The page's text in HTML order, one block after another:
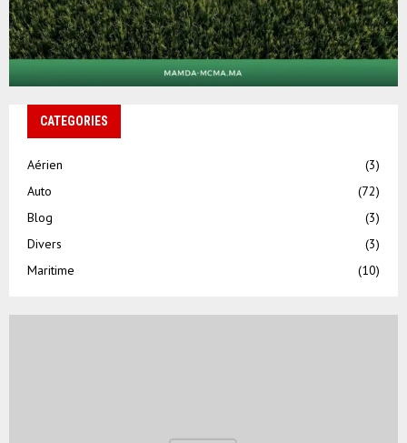
CATEGORIES
Aérien
(3)
Auto
(72)
Blog
(3)
Divers
(3)
Maritime
(10)